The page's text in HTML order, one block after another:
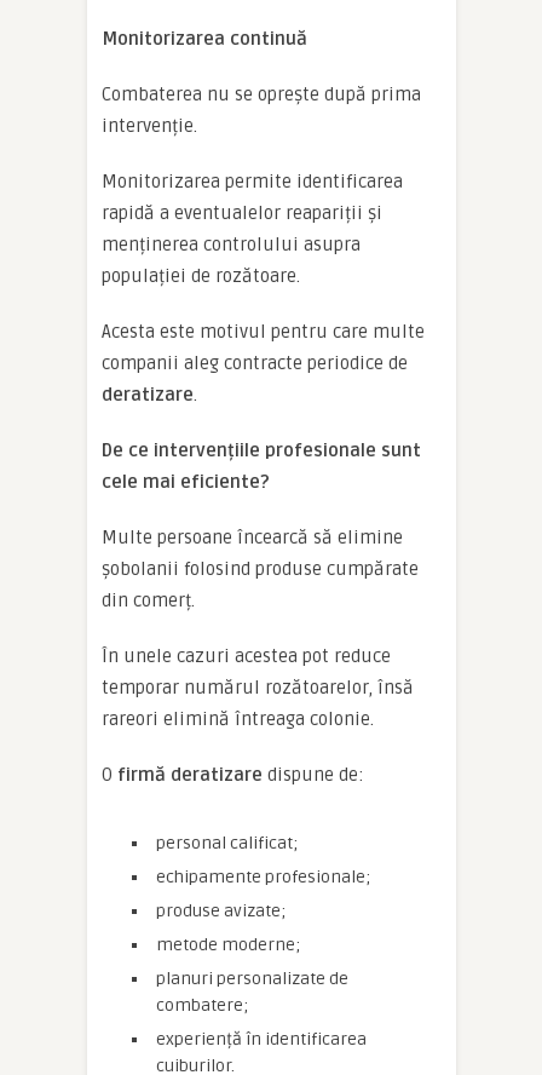
Monitorizarea continuă
Combaterea nu se oprește după prima
intervenție.
Monitorizarea permite identificarea
rapidă a eventualelor reapariții și
menținerea controlului asupra
populației de rozătoare.
Acesta este motivul pentru care multe
companii aleg contracte periodice de
deratizare.
De ce intervențiile profesionale sunt
cele mai eficiente?
Multe persoane încearcă să elimine
șobolanii folosind produse cumpărate
din comerț.
În unele cazuri acestea pot reduce
temporar numărul rozătoarelor, însă
rareori elimină întreaga colonie.
O firmă deratizare dispune de:
personal calificat;
echipamente profesionale;
produse avizate;
metode moderne;
planuri personalizate de
combatere;
experiență în identificarea
cuiburilor.